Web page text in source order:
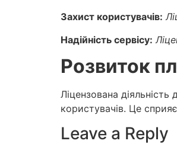
Захист користувачів:
Надійність сервісу:
Розвиток
Ліцензована
користувачів. Це
Leave a Reply